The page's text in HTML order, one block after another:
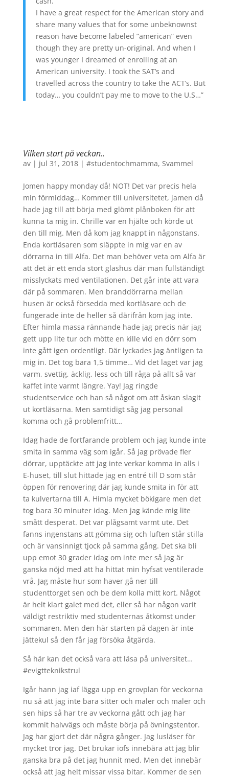
I have a great respect for the American story and
share many values that for some unbeknownst
reason have become labeled ”american” even
though they are pretty un-original. And when I
was younger I dreamed of enrolling at an
American university. I took the SAT’s and
travelled across the country to take the ACT’s. But
today… you couldn’t pay me to move to the U.S…”
Vilken start på veckan..
av | jul 31, 2018| #studentochmamma, Svammel
Jomen happy monday då! NOT! Det var precis hela
min förmiddag… Kommer till universitetet, jamen då
hade jag till att börja med glömt plånboken för att
kunna ta mig in. Chrille var en hjälte och körde ut
den till mig. Men då kom jag knappt in någonstans.
Enda kortläsaren som släppte in mig var en av
dörrarna in till Alfa. Det man behöver veta om Alfa är
att det är ett enda stort glashus där man fullständigt
misslyckats med ventilationen. Det går inte att vara
där på sommaren. Men branddörrarna mellan
husen är också försedda med kortläsare och de
fungerade inte de heller så därifrån kom jag inte.
Efter himla massa rännande hade jag precis när jag
gett upp lite tur och mötte en kille vid en dörr som
inte gått igen ordentligt. Där lyckades jag äntligen ta
mig in. Det tog bara 1,5 timme… Vid det laget var jag
varm, svettig, äcklig, less och till råga på allt så var
kaffet inte varmt längre. Yay! Jag ringde
studentservice och han så något om att åskan slagit
ut kortläsarna. Men samtidigt såg jag personal
komma och gå problemfritt…
Idag hade de fortfarande problem och jag kunde inte
smita in samma väg som igår. Så jag prövade fler
dörrar, upptäckte att jag inte verkar komma in alls i
E-huset, till slut hittade jag en entré till D som står
öppen för renovering där jag kunde smita in för att
ta kulvertarna till A. Himla mycket bökigare men det
tog bara 30 minuter idag. Men jag kände mig lite
smått desperat. Det var plågsamt varmt ute. Det
fanns ingenstans att gömma sig och luften står stilla
och är vansinnigt tjock på samma gång. Det ska bli
upp emot 30 grader idag om inte mer så jag är
ganska nöjd med att ha hittat min hyfsat ventilerade
vrå. Jag måste hur som haver gå ner till
studenttorget sen och be dem kolla mitt kort. Något
är helt klart galet med det, eller så har någon varit
väldigt restriktiv med studenternas åtkomst under
sommaren. Men den här starten på dagen är inte
jättekul så den får jag försöka åtgärda.
Så här kan det också vara att läsa på universitet…
#evigtteknikstrul
Igår hann jag iaf lägga upp en grovplan för veckorna
nu så att jag inte bara sitter och maler och maler och
sen hips så har tre av veckorna gått och jag har
kommit halvvägs och måste börja på övningstentor.
Jag har gjort det där några gånger. Jag lusläser för
mycket tror jag. Det brukar iofs innebära att jag blir
ganska bra på det jag hunnit med. Men det innebär
också att jag helt missar vissa bitar. Kommer de sen